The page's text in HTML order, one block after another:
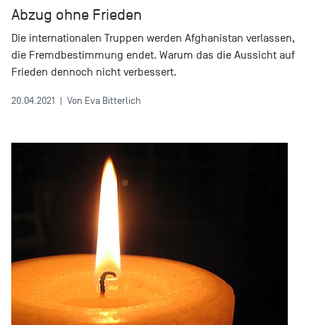
Abzug ohne Frieden
Die internationalen Truppen werden Afghanistan verlassen,
die Fremdbestimmung endet. Warum das die Aussicht auf
Frieden dennoch nicht verbessert.
20.04.2021 | Von Eva Bitterlich